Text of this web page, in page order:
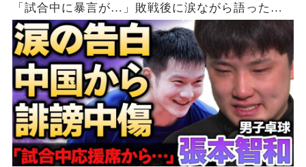
「試合中に暴言が…」敗戦後に涙ながら語った中
国からの”誹謗中傷”の真相…精神崩壊する現在に
涙が零れ落ちた…【パリ五輪】